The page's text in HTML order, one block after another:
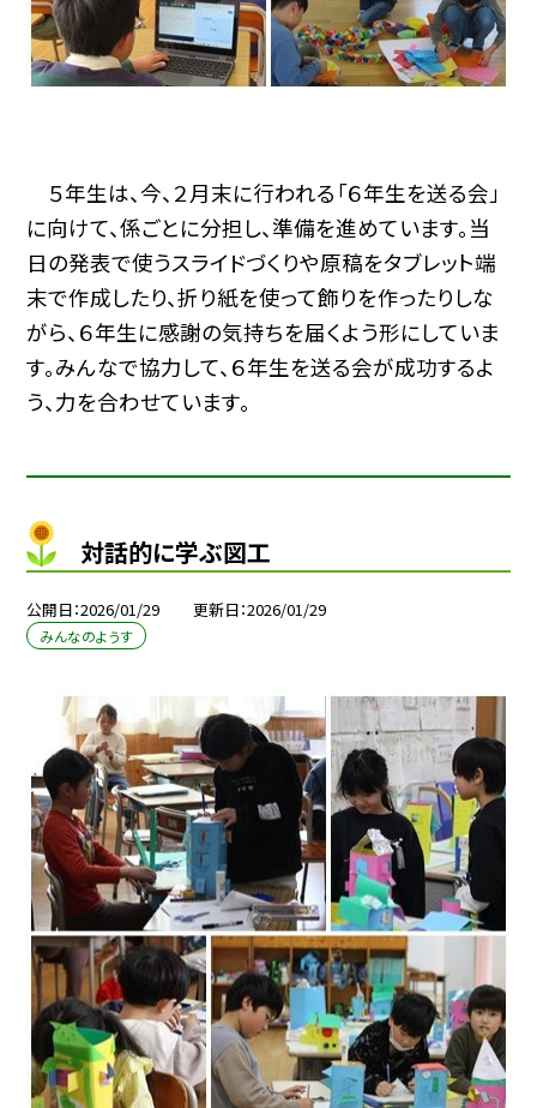
５年生は、今、２月末に行われる「６年生を送る会」
に向けて、係ごとに分担し、準備を進めています。当
日の発表で使うスライドづくりや原稿をタブレット端
末で作成したり、折り紙を使って飾りを作ったりしな
がら、６年生に感謝の気持ちを届くよう形にしていま
す。みんなで協力して、６年生を送る会が成功するよ
う、力を合わせています。
対話的に学ぶ図工
公開日 2026/01/29 更新日 2026/01/29
みんなのようす